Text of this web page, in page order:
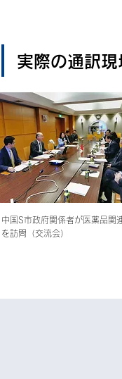
実際の通訳現
中国S市政府関係者が医薬品関
を訪問（交流会）